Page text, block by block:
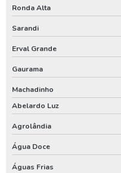
Orçamento poço artesiano
Outorga de água para poço
Outorga de direito de uso do
Outorga de poço artesiano
Outorga de poço tubular
Outorga para perfuração de
Perfuração de poço
Perfuração de poço artesiano
Ronda Alta
Sarandi
Erval Grande
Gaurama
Machadinho
Abelardo Luz
Agrolândia
Água Doce
Águas Frias